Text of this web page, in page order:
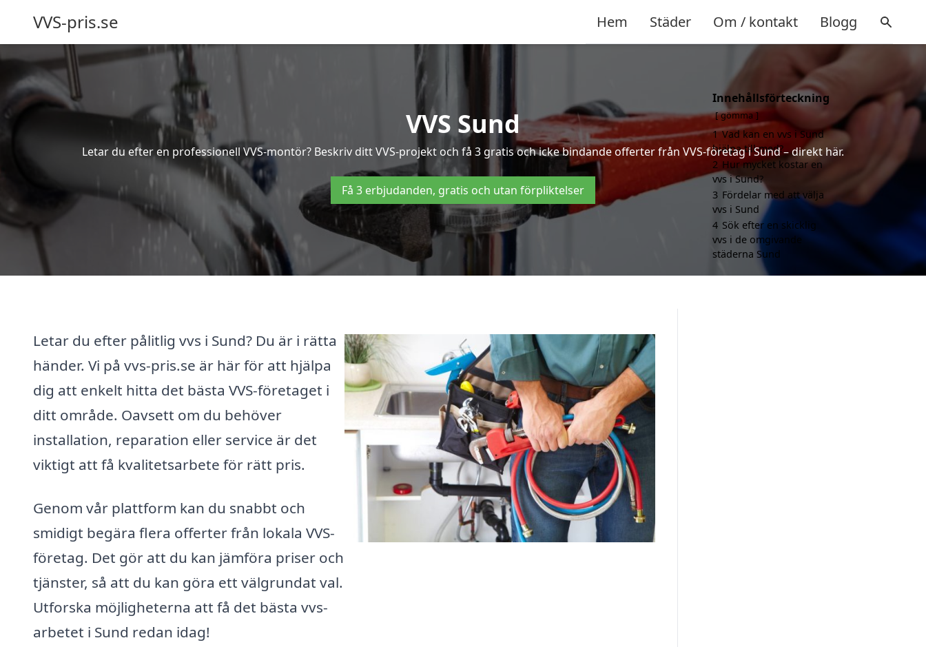
VVS-pris.se Hem Städer Om / kontakt Blogg
VVS Sund
Letar du efter en professionell VVS-montör? Beskriv ditt VVS-projekt och få 3 gratis och icke bindande offerter från VVS-företag i Sund – direkt här.
Få 3 erbjudanden, gratis och utan förpliktelser
Letar du efter pålitlig vvs i Sund? Du är i rätta
händer. Vi på vvs-pris.se är här för att hjälpa
dig att enkelt hitta det bästa VVS-företaget i
ditt område. Oavsett om du behöver
installation, reparation eller service är det
viktigt att få kvalitetsarbete för rätt pris.
Genom vår plattform kan du snabbt och
smidigt begära flera offerter från lokala VVS-
företag. Det gör att du kan jämföra priser och
tjänster, så att du kan göra ett välgrundat val.
Utforska möjligheterna att få det bästa vvs-
arbetet i Sund redan idag!
Innehållsförteckning
gömma
1 Vad kan en vvs i Sund
hjälpa till med?
2 Hur mycket kostar en
vvs i Sund?
3 Fördelar med att välja
vvs i Sund
4 Sök efter en skicklig
vvs i de omgivande
städerna Sund